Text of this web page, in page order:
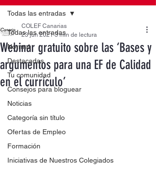
Todas las entradas
Normal
Destacadas
Tu comunidad
Consejos para bloguear
Noticias
Categoría sin título
Ofertas de Empleo
Formación
Iniciativas de Nuestros Colegiados
Todas las entradas
Webinar gratuito sobre las ‘Bases y
argumentos para una EF de Calidad
en el currículo’
COLEF Canarias
23 jun 2021 3 min de lectura